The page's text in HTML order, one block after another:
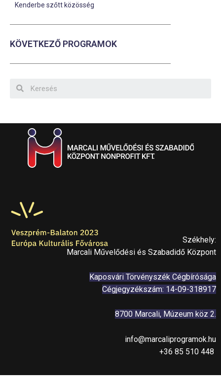
Kenderbe szőtt közösség
KÖVETKEZŐ PROGRAMOK
Székhely:
Marcali Művelődési és Szabadidő Központ
Kaposvári Törvényszék Cégbírósága
Cégjegyzékszám: 14-09-318917
8700 Marcali, Múzeum köz 2.
info@marcaliprogramok.hu
+36 85 510 448